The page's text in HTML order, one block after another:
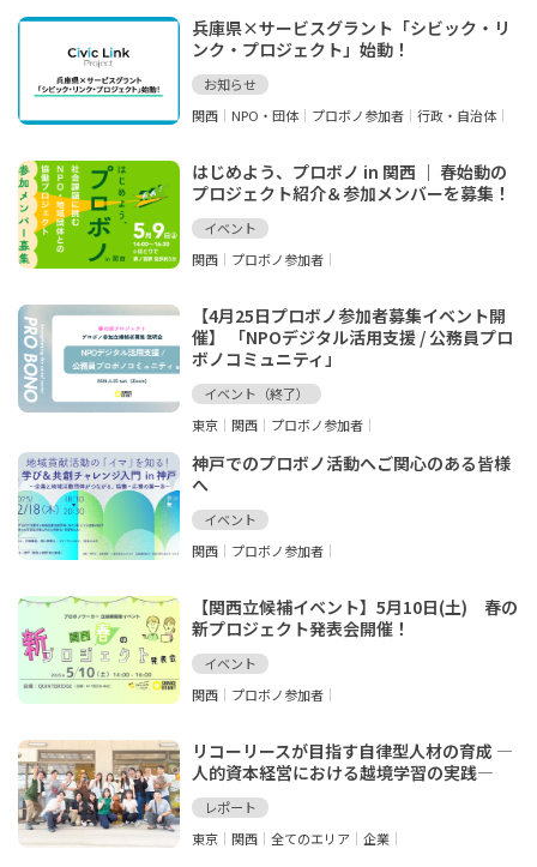
兵庫県×サービスグラント「シビック・リ
ンク・プロジェクト」始動！
お知らせ
関西
NPO・団体 プロボノ参加者 行政・自治体
はじめよう、プロボノ in 関西 ｜ 春始動の
プロジェクト紹介＆参加メンバーを募集！
イベント
関西
プロボノ参加者
【4月25日プロボノ参加者募集イベント開
催】 「NPOデジタル活用支援 / 公務員プロ
ボノコミュニティ」
イベント（終了）
東京
関西 プロボノ参加者
神戸でのプロボノ活動へご関心のある皆様
へ
イベント
関西
プロボノ参加者
【関西立候補イベント】5月10日(土) 春の
新プロジェクト発表会開催！
イベント
関西
プロボノ参加者
リコーリースが目指す自律型人材の育成 ―
人的資本経営における越境学習の実践―
レポート
東京
関西 全てのエリア 企業